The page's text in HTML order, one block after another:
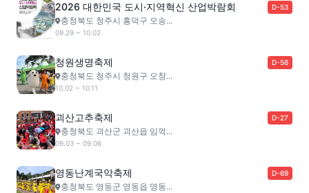
2026 대한민국 도시·지역혁신 산업박람회 D-53
충청북도 청주시 흥덕구 오송...
09.29 ~ 10.02
청원생명축제 D-56
충청북도 청주시 청원구 오창...
10.02 ~ 10.11
괴산고추축제 D-27
충청북도 괴산군 괴산읍 임꺽...
09.03 ~ 09.06
영동난계국악축제 D-69
충청북도 영동군 영동읍 영동...